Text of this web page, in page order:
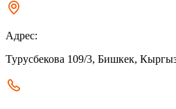
Адрес:
Турусбекова 109/3, Бишкек,